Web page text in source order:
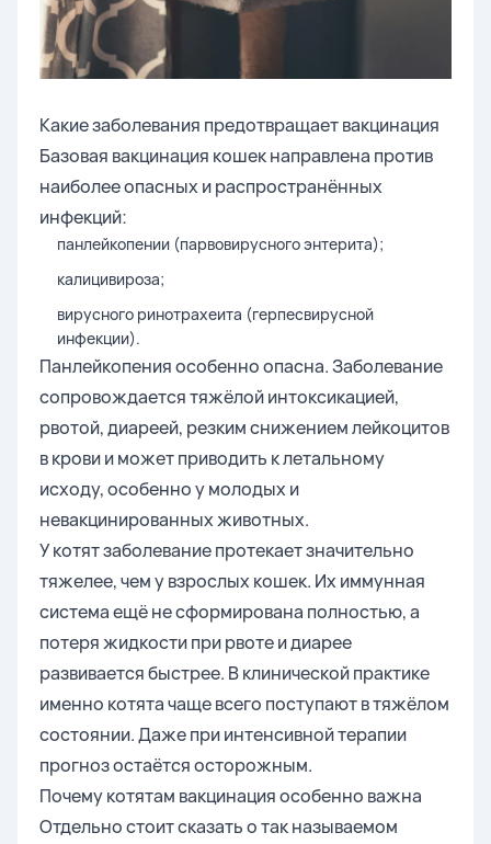
Какие заболевания предотвращает вакцинация
Базовая вакцинация кошек направлена против
наиболее опасных и распространённых
инфекций:
панлейкопении (парвовирусного энтерита);
калицивироза;
вирусного ринотрахеита (герпесвирусной
инфекции).
Панлейкопения особенно опасна. Заболевание
сопровождается тяжёлой интоксикацией,
рвотой, диареей, резким снижением лейкоцитов
в крови и может приводить к летальному
исходу, особенно у молодых и
невакцинированных животных.
У котят заболевание протекает значительно
тяжелее, чем у взрослых кошек. Их иммунная
система ещё не сформирована полностью, а
потеря жидкости при рвоте и диарее
развивается быстрее. В клинической практике
именно котята чаще всего поступают в тяжёлом
состоянии. Даже при интенсивной терапии
прогноз остаётся осторожным.
Почему котятам вакцинация особенно важна
Отдельно стоит сказать о так называемом